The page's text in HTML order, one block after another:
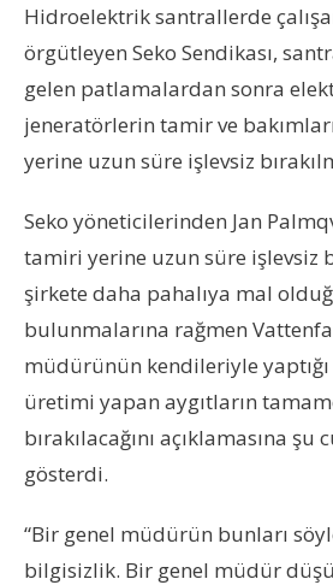
Hidroelektrik santrallerde
örgütleyen Seko Sendikası,
gelen patlamalardan sonra
jeneratörlerin tamir ve
yerine uzun süre işlevsiz
Seko yöneticilerinden Jan
tamiri yerine uzun süre işlevsiz
şirkete daha pahalıya mal
bulunmalarına rağmen
müdürünün kendileriyle
üretimi yapan aygıtların
bırakılacağını açıklamasına
gösterdi.
“Bir genel müdürün bunları
bilgisizlik. Bir genel müdür